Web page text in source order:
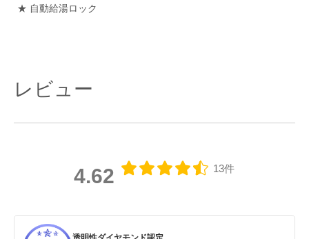
★ 自動給湯ロック
レビュー
4.62 13件